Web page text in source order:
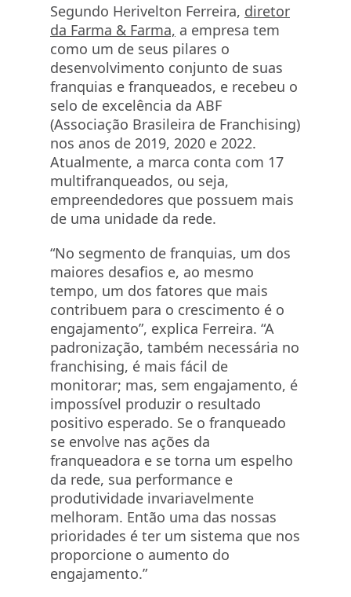
Segundo Herivelton Ferreira, diretor
da Farma & Farma, a empresa tem
como um de seus pilares o
desenvolvimento conjunto de suas
franquias e franqueados, e recebeu o
selo de excelência da ABF
(Associação Brasileira de Franchising)
nos anos de 2019, 2020 e 2022.
Atualmente, a marca conta com 17
multifranqueados, ou seja,
empreendedores que possuem mais
de uma unidade da rede.
“No segmento de franquias, um dos
maiores desafios e, ao mesmo
tempo, um dos fatores que mais
contribuem para o crescimento é o
engajamento”, explica Ferreira. “A
padronização, também necessária no
franchising, é mais fácil de
monitorar; mas, sem engajamento, é
impossível produzir o resultado
positivo esperado. Se o franqueado
se envolve nas ações da
franqueadora e se torna um espelho
da rede, sua performance e
produtividade invariavelmente
melhoram. Então uma das nossas
prioridades é ter um sistema que nos
proporcione o aumento do
engajamento.”